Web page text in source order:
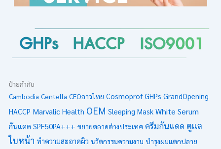
ป้ายกำกับ
Cambodia Centella CEOลาวไทย Cosmoprof GHPs GrandOpening
HACCP Marvalic Health OEM Sleeping Mask White Serum
กันแดด SPF50PA+++ ขยายตลาดต่างประเทศ ครีมกันแดด ดูแล
ใบหน้า ทำความสะอาดผิว นวัตกรรมความงาม บำรุงผมแตกปลาย